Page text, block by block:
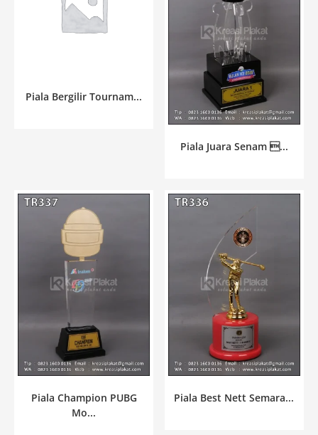
Piala Bergilir Tournam...
Piala Juara Senam ...
Piala Champion PUBG
Mo...
Piala Best Nett Semara...